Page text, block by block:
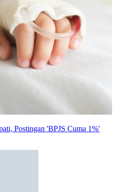
Postingan 'BPJS Cuma 1%'